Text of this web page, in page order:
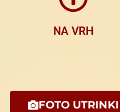
NA VRH
FOTO UTRINKI